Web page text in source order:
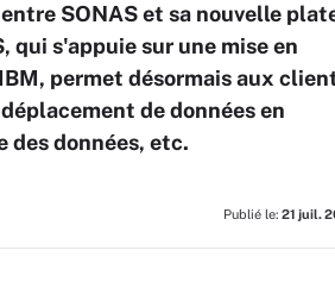
SONAS et sa nouvelle
qui s'appuie sur une mise en
permet désormais aux
de données en
des données, etc.
Publié le: 21 juil.